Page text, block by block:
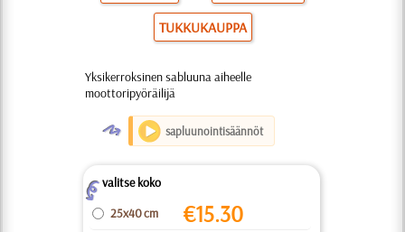
TUKKUKAUPPA
Yksikerroksinen sabluuna aiheelle
moottoripyöräilijä
O sapluunointisäännöt
Zvalitse koko
25x40 cm
€15.30